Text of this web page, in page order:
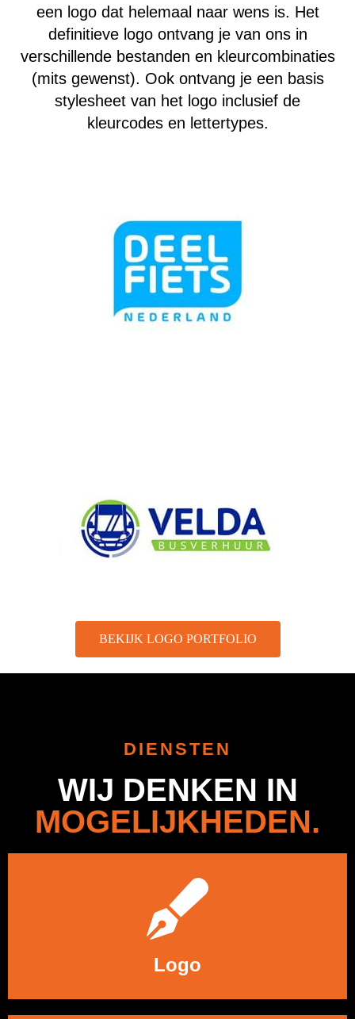
BEKIJK LOGO PORTFOLIO
een logo dat helemaal naar wens is. Het
definitieve logo ontvang je van ons in
verschillende bestanden en kleurcombinaties
(mits gewenst). Ook ontvang je een basis
stylesheet van het logo inclusief de
kleurcodes en lettertypes.
DIENSTEN
WIJ DENKEN IN
MOGELIJKHEDEN.
Logo
LEES MEER